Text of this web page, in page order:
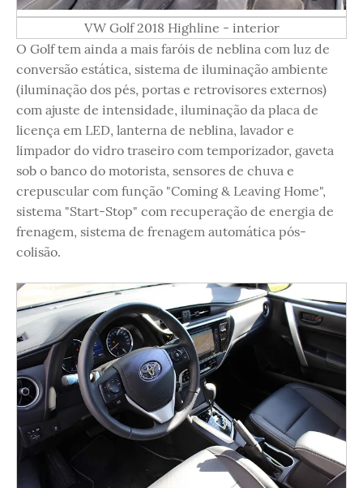
VW Golf 2018 Highline - interior
O Golf tem ainda a mais faróis de neblina com luz de
conversão estática, sistema de iluminação ambiente
(iluminação dos pés, portas e retrovisores externos)
com ajuste de intensidade, iluminação da placa de
licença em LED, lanterna de neblina, lavador e
limpador do vidro traseiro com temporizador, gaveta
sob o banco do motorista, sensores de chuva e
crepuscular com função "Coming & Leaving Home",
sistema "Start-Stop" com recuperação de energia de
frenagem, sistema de frenagem automática pós-
colisão.